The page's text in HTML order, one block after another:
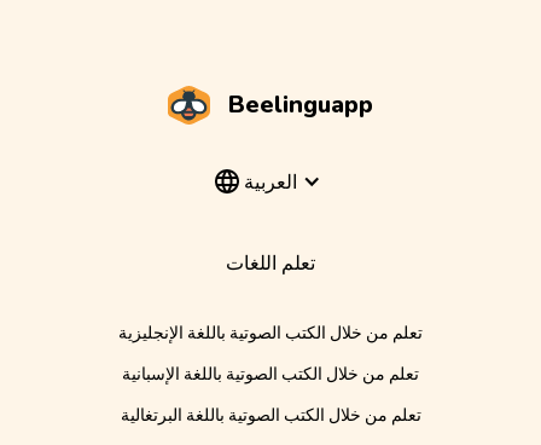
Beelinguapp
العربية
تعلم اللغات
تعلم من خلال الكتب الصوتية باللغة الإنجليزية
تعلم من خلال الكتب الصوتية باللغة الإسبانية
تعلم من خلال الكتب الصوتية باللغة البرتغالية